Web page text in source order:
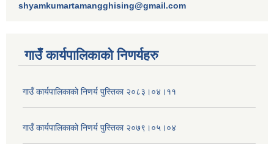
shyamkumartamangghising@gmail.com
गाउँ कार्यपालिकाकाे निणर्यहरु
गाउँ कार्यपालिकाको निणर्य पुस्तिका २०८३।०४।११
गाउँ कार्यपालिकाको निणर्य पुस्तिका २०७९।०५।०४